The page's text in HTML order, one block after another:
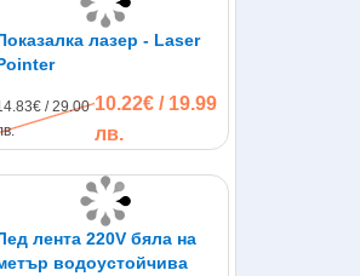
лазер - Laser
/ 29.00 10.22€ / 19.99
лв.
лента 220V бяла на
водоустойчива